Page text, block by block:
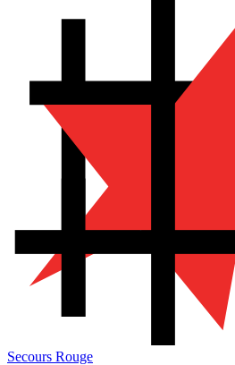
Secours Rouge